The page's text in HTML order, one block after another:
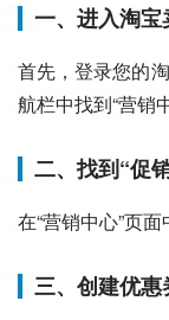
一、进入淘宝
首先，登录您的
航栏中找到“营销
二、找到“促
在“营销中心”页面
三、创建优惠